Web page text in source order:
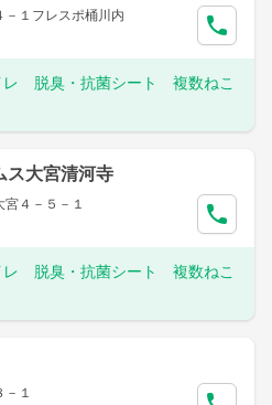
－１フレスポ桶川内
レ 脱臭・抗菌シート 複数ねこ
ス大宮清河寺
４－５－１
レ 脱臭・抗菌シート 複数ねこ
－１